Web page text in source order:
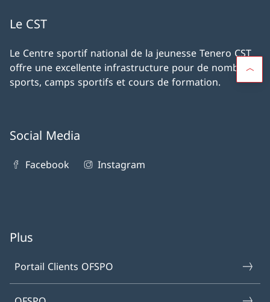
Le CST
Le Centre sportif national de la jeunesse Tenero CST
offre une excellente infrastructure pour de nombreux
sports, camps sportifs et cours de formation.
Social Media
Facebook Instagram
Plus
Portail Clients OFSPO